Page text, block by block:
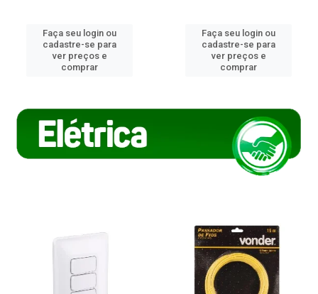
Faça seu login ou
cadastre-se para
ver preços e
comprar
Faça seu login ou
cadastre-se para
ver preços e
comprar